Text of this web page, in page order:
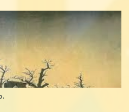
la chilena Isabel Allende. Con La
una trilogía que pretende acercar su